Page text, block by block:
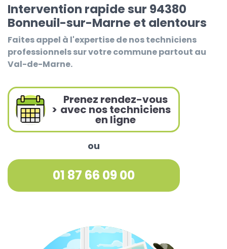
Intervention rapide sur 94380
Bonneuil-sur-Marne et alentours
Faites appel à l'expertise de nos techniciens
professionnels sur votre commune partout au
Val-de-Marne.
>
Prenez rendez-vous
avec nos techniciens
en ligne
ou
01 87 66 09 00